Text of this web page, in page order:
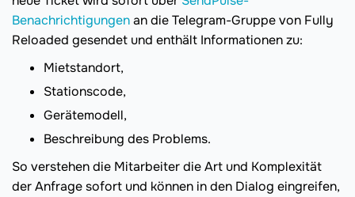
Benachrichtigungenan die Telegram-Gruppe von Fully
Reloaded gesendet und enthält Informationen zu:
Mietstandort,
Stationscode,
Gerätemodell,
Beschreibung des Problems.
So verstehen die Mitarbeiter die Art und Komplexität
der Anfrage sofort und können in den Dialog eingreifen,